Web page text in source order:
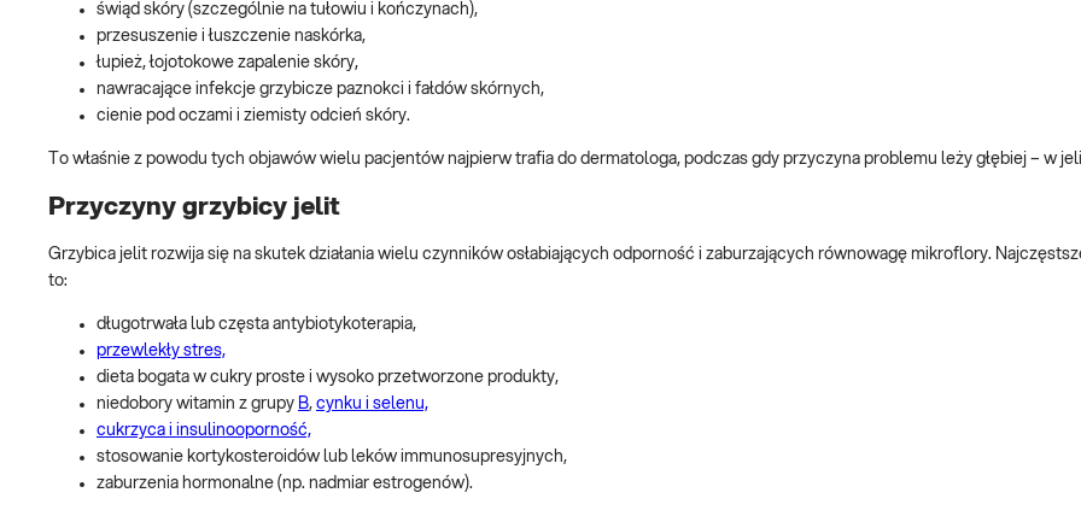
świąd skóry (szczególnie na tułowiu i kończynach),
przesuszenie i łuszczenie naskórka,
łupież, łojotokowe zapalenie skóry,
nawracające infekcje grzybicze paznokci i fałdów skórnych,
cienie pod oczami i ziemisty odcień skóry.
To właśnie z powodu tych objawów wielu pacjentów najpierw trafia do dermatologa, podczas gdy przyczyna problemu leży głębiej – w
Przyczyny grzybicy jelit
Grzybica jelit rozwija się na skutek działania wielu czynników osłabiających odporność i zaburzających równowagę mikroflory.
to:
długotrwała lub częsta antybiotykoterapia,
przewlekły stres,
dieta bogata w cukry proste i wysoko przetworzone produkty,
niedobory witamin z grupy B, cynku i selenu,
cukrzyca i insulinooporność,
stosowanie kortykosteroidów lub leków immunosupresyjnych,
zaburzenia hormonalne (np. nadmiar estrogenów).